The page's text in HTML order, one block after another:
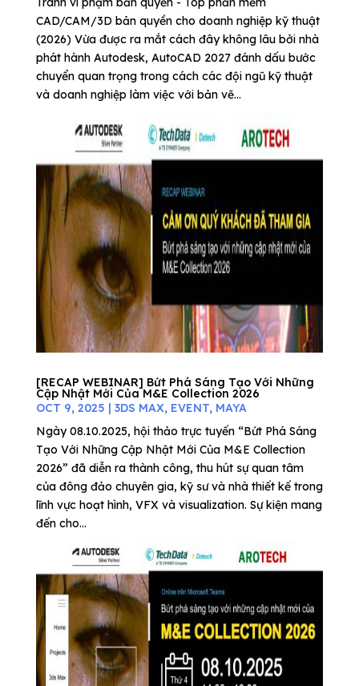
CAD/CAM/3D bản quyền cho doanh nghiệp kỹ thuật
(2026) Vừa được ra mắt cách đây không lâu bởi nhà
phát hành Autodesk, AutoCAD 2027 đánh dấu bước
chuyển quan trọng trong cách các đội ngũ kỹ thuật
và doanh nghiệp làm việc với bản vẽ...
[RECAP WEBINAR] Bứt Phá Sáng Tạo Với Những
Cập Nhật Mới Của M&E Collection 2026
OCT 9, 2025 | 3DS MAX, EVENT, MAYA
Ngày 08.10.2025, hội thảo trực tuyến “Bứt Phá Sáng
Tạo Với Những Cập Nhật Mới Của M&E Collection
2026” đã diễn ra thành công, thu hút sự quan tâm
của đông đảo chuyên gia, kỹ sư và nhà thiết kế trong
lĩnh vực hoạt hình, VFX và visualization. Sự kiện mang
đến cho...